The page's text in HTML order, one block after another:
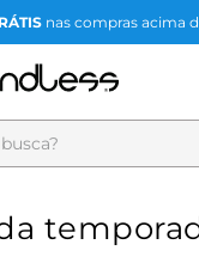
nas compras acima